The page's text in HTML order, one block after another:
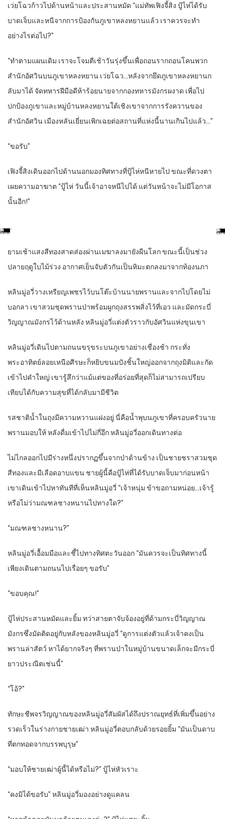
เว่ยโฉวก้าวไปด้านหน้าและประสานหมัด “แม่ทัพเฟิงจี้สิง ปู้ไห่ได้รับ
บาดเจ็บและหนีจากการป้องกันภูเขาหลงหยานแล้ว เราควรจะทำ
อย่างไรต่อไป?”
“ทำตามแผนเดิม เราจะโจมตีเช้าวันรุ่งขึ้นเพื่อถอนรากถอนโคนพวก
สำนักอัศวินบนภูเขาหลงหยาน เว่ยโฉว…หลังจากยึดภูเขาหลงหยานก
ลับมาได้ จัดทหารฝีมือดีห้าร้อยนายจากกองทหารมังกรผงาด เพื่อไป
ปกป้องภูเขาและหมู่บ้านหลงหยานใต้เชิงเขาจากการรังควานของ
สำนักอัศวิน เมืองหลันเยี่ยนเพิกเฉยต่อสถานที่แห่งนี้นานเกินไปแล้ว…”
“ขอรับ”
เฟิงจี้สิงเดินออกไปด้านนอกมองทิศทางที่ปู้ไห่หนีหายไป ขณะที่ดวงตา
เผยความอาฆาต “ปู้ไห่ วันนี้เจ้าอาจหนีไปได้ แต่วันหน้าจะไม่มีโอกาส
นั้นอีก!”
…
ยามเช้าแสงสีทองสาดส่องผ่านเมฆาลงมายังผืนโลก ขณะนี้เป็นช่วง
ปลายฤดูใบไม้ร่วง อากาศเย็นจับตัวกันเป็นหิมะตกลงมาจากท้องนภา
หลินมู่อวี่วางเหรียญเพชรไว้บนโต๊ะบ้านนายพรานและจากไปโดยไม่
บอกลา เขาสวมชุดพรานป่าพร้อมผูกถุงสรรพสิ่งไว้ที่เอว และมัดกระบี่
วิญญาณมังกรไว้ด้านหลัง หลินมู่อวี่แต่งตัวราวกับอัศวินแห่งขุนเขา
หลินมู่อวี่เดินไปตามถนนขรุขระบนภูเขาอย่างเชื่องช้า กระทั่ง
พระอาทิตย์ลอยเหนือศีรษะก็หยิบขนมปังชิ้นใหญ่ออกจากถุงมิติและกัด
เข้าไปคำใหญ่ เขารู้สึกว่าแม้แต่ของที่อร่อยที่สุดก็ไม่สามารถเปรียบ
เทียบได้กับความสุขที่ได้กลับมามีชีวิต
รสชาติน้ำในถุงมีความหวานแฝงอยู่ นี่คือน้ำพุบนภูเขาที่ครอบครัวนาย
พรานมอบให้ หลังดื่มเข้าไปไม่กี่อึก หลินมู่อวี่ออกเดินทางต่อ
ไม่ไกลออกไปมีร่างหนึ่งปรากฏขึ้นจากป่าด้านข้าง เป็นชายชราสวมชุด
สีทองและมีเลือดอาบแขน ชายผู้นี้คือปู้ไห่ที่ได้รับบาดเจ็บมาก่อนหน้า
เขาเดินเข้าไปหาทันทีที่เห็นหลินมู่อวี่ “เจ้าหนุ่ม ข้าขอถามหน่อย…เจ้ารู้
หรือไม่ว่ามณฑลชางหนานไปทางใด?”
“มณฑลชางหนาน?”
หลินมู่อวี่เอื้อมมือและชี้ไปทางทิศตะวันออก “มันควรจะเป็นทิศทางนี้
เพียงเดินตามถนนไปเรื่อยๆ ขอรับ”
“ขอบคุณ!”
ปู้ไห่ประสานหมัดและยิ้ม ทว่าสายตาจับจ้องอยู่ที่ด้ามกระบี่วิญญาณ
มังกรซึ่งมัดติดอยู่กับหลังของหลินมู่อวี่ “ดูการแต่งตัวแล้วเจ้าคงเป็น
พรานล่าสัตว์ หาได้ยากจริงๆ ที่พรานป่าในหมู่บ้านขนาดเล็กจะมีกระบี่
ยาวประณีตเช่นนี้”
“โอ้?”
ทักษะชีพจรวิญญาณของหลินมู่อวี่สัมผัสได้ถึงปราณยุทธ์ที่เพิ่มขึ้นอย่าง
รวดเร็วในร่างกายชายเฒ่า หลินมู่อวี่ตอบกลับด้วยรอยยิ้ม “มันเป็นดาบ
ที่ตกทอดจากบรรพบุรุษ”
“มอบให้ชายเฒ่าผู้นี้ได้หรือไม่?” ปู้ไห่หัวเราะ
“คงมิได้ขอรับ” หลินมู่อวี่มองอย่างดูแคลน